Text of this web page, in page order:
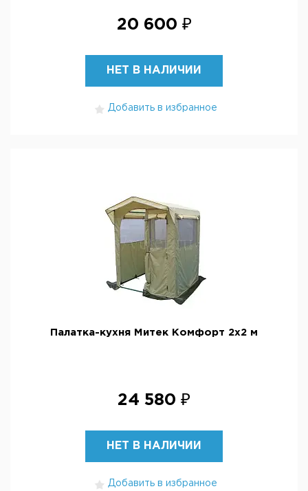
20 600 ₽
НЕТ В НАЛИЧИИ
Добавить в избранное
Палатка-кухня Митек Комфорт 2х2 м
24 580 ₽
НЕТ В НАЛИЧИИ
Добавить в избранное